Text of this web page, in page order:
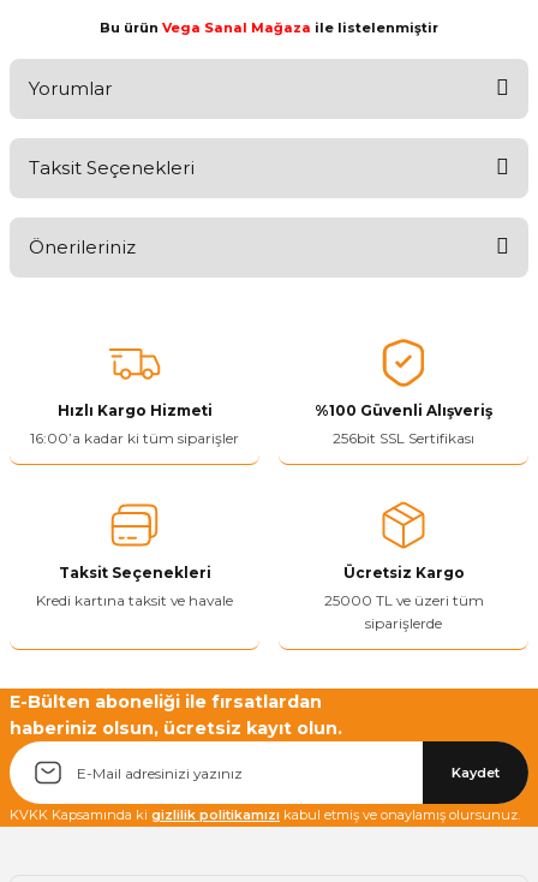
Bu ürün Vega Sanal Mağaza ile listelenmiştir
Yorumlar
Taksit Seçenekleri
Önerileriniz
tarafımıza iletebilirsiniz.
Görüş ve önerileriniz için teşekkür ederiz.
Ürün resmi kalitesiz, bozuk veya görüntülenemiyor.
Ürün bilgilerinde hatalar bulunuyor.
Ürün fiyatı diğer sitelerden daha pahalı.
Bu ürüne benzer farklı alternatifler olmalı.
Yetkiliye Gönder
Hızlı Kargo Hizmeti
16:00’a kadar ki tüm siparişler
%100 Güvenli Alışveriş
256bit SSL Sertifikası
Taksit Seçenekleri
Kredi kartına taksit ve havale
Ücretsiz Kargo
25000 TL ve üzeri tüm
siparişlerde
E-Bülten aboneliği ile fırsatlardan
haberiniz olsun, ücretsiz kayıt olun.
Kaydet
KVKK Kapsamında ki gizlilik politikamızı kabul etmiş ve onaylamış olursunuz.